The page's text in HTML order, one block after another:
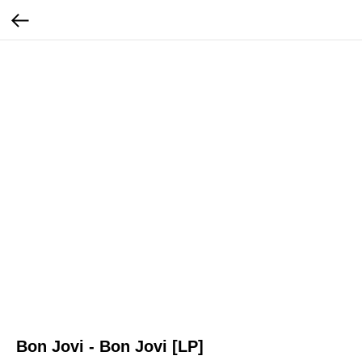
Bon Jovi - Bon Jovi [LP]